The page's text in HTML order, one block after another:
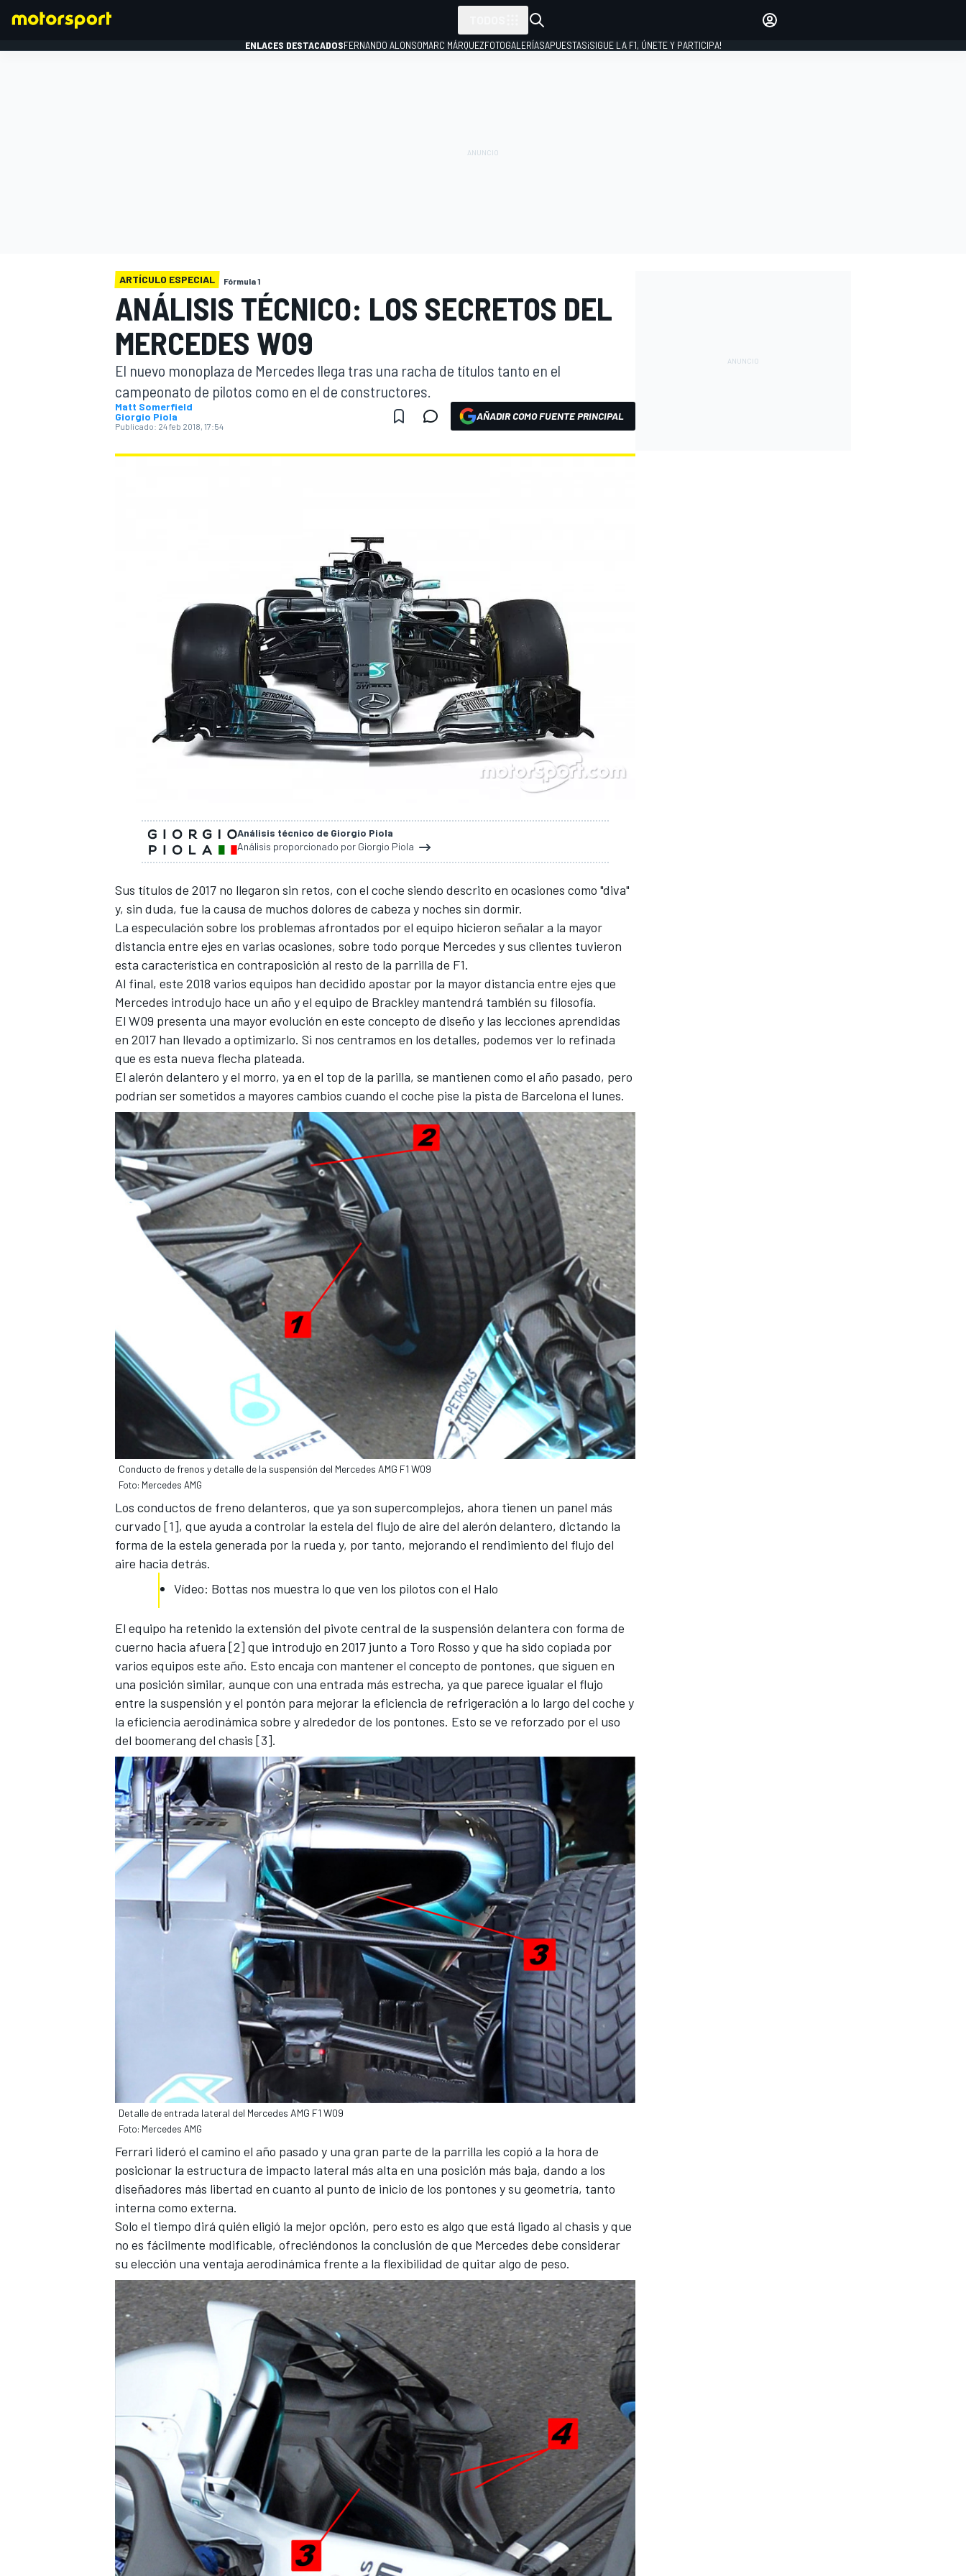
FÓRMULA E
MÁS CATEGORÍAS
ENLACES DESTACADOSFERNANDO ALONSOMARC MÁRQUEZFOTOGALERÍASAPUESTAS¡SIGUE LA F1, ÚNETE Y PARTICIPA!
ARTÍCULO ESPECIAL Fórmula 1
ANÁLISIS TÉCNICO: LOS SECRETOS DEL
MERCEDES W09
El nuevo monoplaza de Mercedes llega tras una racha de títulos tanto en el
campeonato de pilotos como en el de constructores.
Matt Somerfield
Giorgio Piola
Publicado: 24 feb 2018, 17:54
AÑADIR COMO FUENTE PRINCIPAL
Análisis técnico de Giorgio Piola
Análisis proporcionado por Giorgio Piola
Sus títulos de 2017 no llegaron sin retos, con el coche siendo descrito en ocasiones como "diva"
y, sin duda, fue la causa de muchos dolores de cabeza y noches sin dormir.
La especulación sobre los problemas afrontados por el equipo hicieron señalar a la mayor
distancia entre ejes en varias ocasiones, sobre todo porque Mercedes y sus clientes tuvieron
esta característica en contraposición al resto de la parrilla de F1.
Al final, este 2018 varios equipos han decidido apostar por la mayor distancia entre ejes que
Mercedes introdujo hace un año yel equipo de Brackley mantendrá también su filosofía.
El W09 presenta una mayor evolución en este concepto de diseño y las lecciones aprendidas
en 2017 han llevado a optimizarlo. Si nos centramos en los detalles, podemos ver lo refinada
que es esta nueva flecha plateada.
El alerón delantero y el morro, ya en el top de la parilla, se mantienen como el año pasado, pero
podrían ser sometidos a mayores cambios cuando el coche pise la pista de Barcelona el lunes.
Conducto de frenos y detalle de la suspensión del Mercedes AMG F1 W09
Foto: Mercedes AMG
Los conductos de freno delanteros, que ya son supercomplejos, ahora tienen un panel más
curvado [1], que ayuda a controlar la estela del flujo de aire del alerón delantero, dictando la
forma de la estela generada por la rueda y, por tanto, mejorando el rendimiento del flujo del
aire hacia detrás.
Vídeo: Bottas nos muestra lo que ven los pilotos con el Halo
El equipo ha retenido la extensión del pivote central de la suspensión delantera con forma de
cuerno hacia afuera [2] que introdujo en 2017 junto a Toro Rosso y que ha sido copiada por
varios equipos este año. Esto encaja con mantener el concepto de pontones, que siguen en
una posición similar, aunque con una entrada más estrecha, ya que parece igualar el flujo
entre la suspensión y el pontón para mejorar la eficiencia de refrigeración a lo largo del coche y
la eficiencia aerodinámica sobre y alrededor de los pontones. Esto se ve reforzado por el uso
del boomerang del chasis [3].
Detalle de entrada lateral del Mercedes AMG F1 W09
Foto: Mercedes AMG
Ferrari lideró el camino el año pasado y una gran parte de la parrilla les copió a la hora de
posicionar la estructura de impacto lateral más alta en una posición más baja, dando a los
diseñadores más libertad en cuanto al punto de inicio de los pontones y su geometría, tanto
interna como externa.
Solo el tiempo dirá quién eligió la mejor opción, pero esto es algo que está ligado al chasis y que
no es fácilmente modificable, ofreciéndonos la conclusión de que Mercedes debe considerar
su elección una ventaja aerodinámica frente a la flexibilidad de quitar algo de peso.